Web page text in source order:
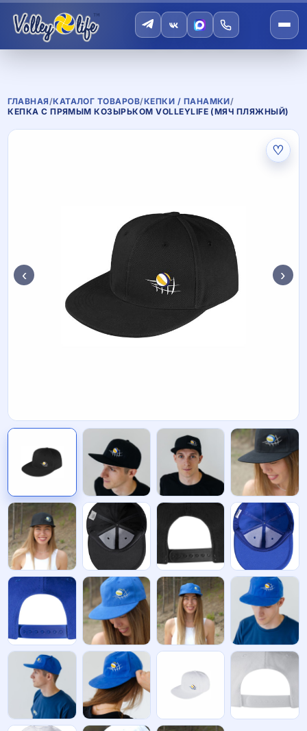
ГЛАВНАЯ/КАТАЛОГ ТОВАРОВ/КЕПКИ / ПАНАМКИ/
КЕПКА С ПРЯМЫМ КОЗЫРЬКОМ VOLLEYLIFE (МЯЧ ПЛЯЖНЫЙ)
♡
‹ ›